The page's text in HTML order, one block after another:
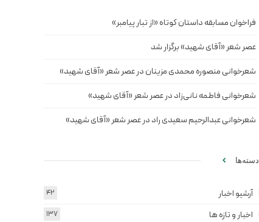
فراخوان مسابقه داستان کوتاه «از تبار پیامبر»
عصر شعر «آقای شهید» برگزار شد
شعرخوانی منصوره محمدی مزینان در عصر شعر «آقای شهید»
شعرخوانی فاطمه نانی‌زاد در عصر شعر «آقای شهید»
شعرخوانی عبدالرحیم سعیدی راد در عصر شعر «آقای شهید»
دسته‌ها
آرشیو اخبار 42
اخبار و تازه ها 137